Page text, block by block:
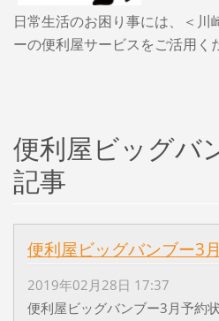
日常生活のお困り事には、＜
ーの便利屋サービスをご活用く
便利屋ビッグバ
記事
便利屋ビッグバンブー3
2019年02月28日 17:37
便利屋ビッグバンブー3月予約